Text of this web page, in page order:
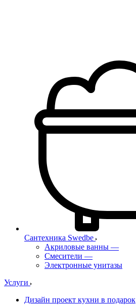
Сантехника Swedbe
Акриловые ванны —
Смесители —
Электронные унитазы
Услуги
Дизайн проект кухни в подарок